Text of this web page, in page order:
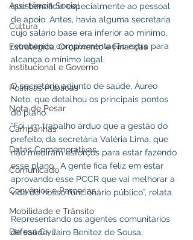
Assistência Social
Cultura
Estratégica, Orçamento e Finanças
Institucional e Governo
Políticas Públicas
Nota de Pesar
Campanhas
Datas Comemorativas
Comunicado
Convênios e Parcerias
Mobilidade e Trânsito
Defesa Civil
que beneficia especialmente ao pessoal
de apoio. Antes, havia alguma secretaria
cujo salário base era inferior ao mínimo,
recebendo complementação extra para
alcança o mínimo legal.
O secretário adjunto de saúde, Áureo
Neto, que detalhou os principais pontos
do plano.
“Foi um trabalho árduo que a gestão do
prefeito, da secretária Valéria Lima, que
não mediram esforços para estar fazendo
esse plano.  A gente fica feliz em estar
aprovando esse PCCR que vai melhorar a
vida do nosso funcionário público”, relata
Representando os agentes comunitários
de saúde, Jairo Benitez de Sousa,